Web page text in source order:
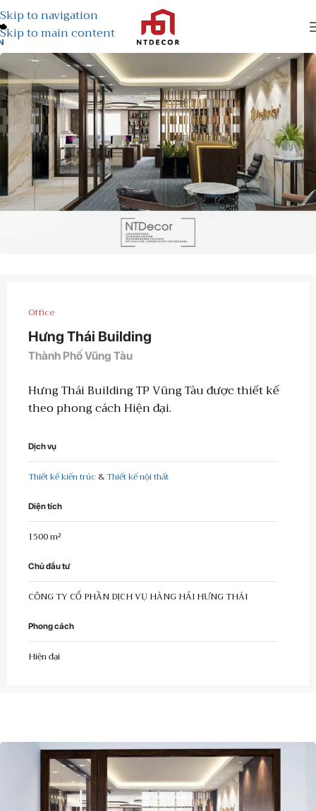
Skip to navigation
Skip to main content
Office
Hưng Thái Building
Thành Phố Vũng Tàu
Hưng Thái Building TP Vũng Tàu được thiết kế
theo phong cách Hiện đại.
Dịch vụ
Thiết kế kiến ​​trúc &Thiết kế nội thất
Diện tích
1500 m²
Chủ đầu tư
CÔNG TY CỔ PHẦN DỊCH VỤ HÀNG HẢI HƯNG THÁI
Phong cách
Hiện đại